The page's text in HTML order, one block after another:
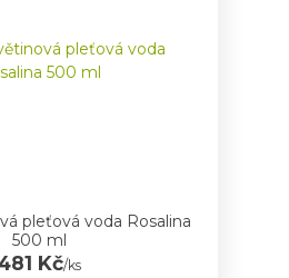
pleťová voda Rosalina
500 ml
Kč/ks